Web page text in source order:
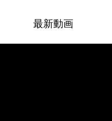
最新動画